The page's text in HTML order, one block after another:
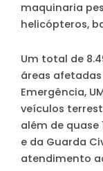
maquinaria
helicópteros,
Um total de
áreas afetadas
Emergência,
veículos
além de quase
e da Guarda
atendimento